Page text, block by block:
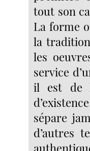
tout son
La forme
la
les
service
il est de
sépare
d’autres